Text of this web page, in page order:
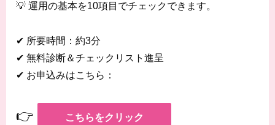
💡 運用の基本を10項目でチェックできます。
✔ 所要時間：約3分
✔ 無料診断＆チェックリスト進呈
✔ お申込みはこちら：
👉 こちらをクリック